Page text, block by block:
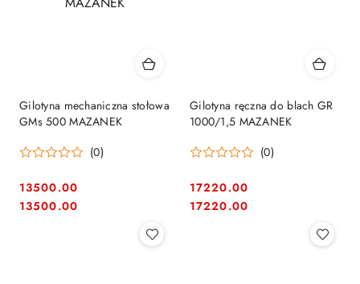
Gilotyna mechaniczna stołowa
GMs 500 MAZANEK
(0)
Cena:
13500.00
Cena:
13500.00
Gilotyna ręczna do blach GR
1000/1,5 MAZANEK
(0)
Cena:
17220.00
Cena:
17220.00